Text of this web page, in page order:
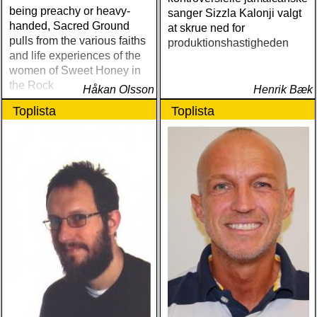
being preachy or heavy-
handed, Sacred Ground
pulls from the various faiths
and life experiences of the
women of Sweet Honey in
the Rock
Håkan Olsson
sanger Sizzla Kalonji valgt
at skrue ned for
produktionshastigheden
Henrik Bæk
Toplista Toplista